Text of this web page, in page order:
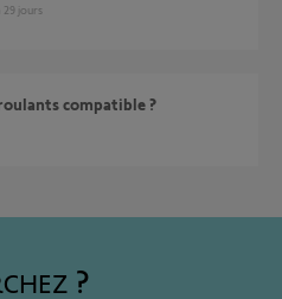
29 jours
compatible ?